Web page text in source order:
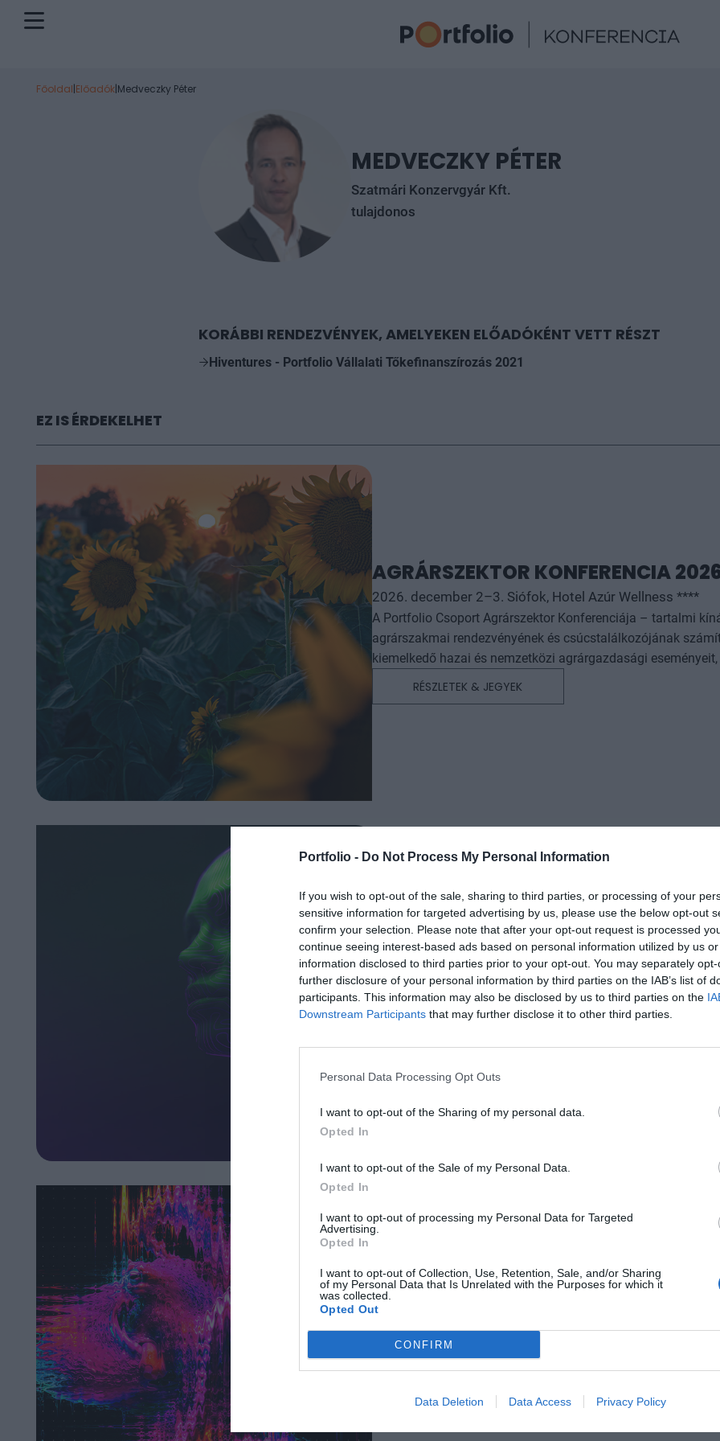
Portfolio - Do Not Process My Personal Information
If you wish to opt-out of the sale, sharing to third parties, or processing of your
sensitive information for targeted advertising by us, please use the below opt-out
confirm your selection. Please note that after your opt-out request is processed
continue seeing interest-based ads based on personal information utilized by us
information disclosed to third parties prior to your opt-out. You may separately
further disclosure of your personal information by third parties on the IAB’s list of
participants. This information may also be disclosed by us to third parties on the
Downstream Participants that may further disclose it to other third parties.
Personal Data Processing Opt Outs
I want to opt-out of the Sharing of my personal data.
Opted In
I want to opt-out of the Sale of my Personal Data.
Opted In
I want to opt-out of processing my Personal Data for Targeted
Advertising.
Opted In
I want to opt-out of Collection, Use, Retention, Sale, and/or Sharing
of my Personal Data that Is Unrelated with the Purposes for which it
was collected.
Opted Out
CONFIRM
Data Deletion Data Access Privacy Policy
Főoldal|Előadók|Medveczky Péter
MEDVECZKY PÉTER
Szatmári Konzervgyár Kft.
tulajdonos
KORÁBBI RENDEZVÉNYEK, AMELYEKEN ELŐADÓKÉNT VETT RÉSZT
Hiventures - Portfolio Vállalati Tőkefinanszírozás 2021
EZ IS ÉRDEKELHET
AGRÁRSZEKTOR KONFERENCIA
2026. december 2–3. Siófok, Hotel Azúr Wellness ****
A Portfolio Csoport Agrárszektor Konferenciája – tartalmi
agrárszakmai rendezvényének és csúcstalálkozójának
kiemelkedő hazai és nemzetközi agrárgazdasági
agrárpiaci szereplők sikeres üzleti és beruházási
lehetőséget biztosít az agráriumot kiszolgáló vállalkozások
a szakmai kapcsolatépítésre, a networkingre és az üzleti
kerekasztal-beszélgetések mellett pedig szórakoztató
odaítélhető díjakat, amelyek az agrárium legkiemelkedőbb
szolgálnak. A díjakat az agrárium legmeghatározóbb
benyújtott pályázatai alapján.
RÉSZLETEK & JEGYEK
AI & DIGITAL TRANSFORMATION
2026. november 26. Marriott Hotel
Elképesztő ütemben digitalizálódik az életünk és ezzel
megszűnnek, a fiókokba, személyes ügyintézésre csak a
órában kommunikálunk, ügyeket intézünk. Ám most a
elképzelhetetlen sebességet és rendkívüli hatékonyságbeli
megnyert munkaórákkal és a megspórolt munkaerővel? A
jó a vibe coding? Nagyvállalatoknak és kkv-knak is szóló
RÉSZLETEK & JEGYEK
DEEP TECH 2026
2026. november 18. Radisson Blu Béke Hotel
A következő évtizedek technológiai versenye nem azon dől
azon, ki képes létrehozni, legyártani és birtokolni azokat a
előállítható a korábbiaknál. Egy gyógyszer vagy
RÉSZLETEK & JEGYEK